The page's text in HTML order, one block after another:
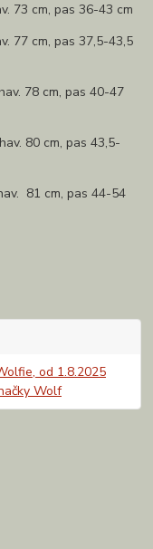
cm, pas 36-43 cm
cm, pas 37,5-43,5
78 cm, pas 40-47
80 cm, pas 43,5-
81 cm, pas 44-54
od 1.8.2025
Wolf